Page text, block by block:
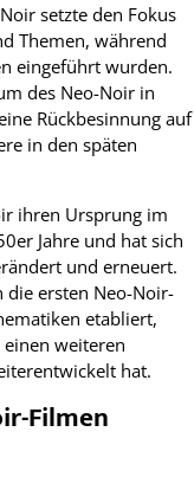
setzte den Fokus
Themen, während
eingeführt wurden.
des Neo-Noir in
Rückbesinnung auf
in den späten
ihren Ursprung im
Jahre und hat sich
und erneuert.
die ersten Neo-Noir-
etabliert,
weiteren
hat.
Filmen